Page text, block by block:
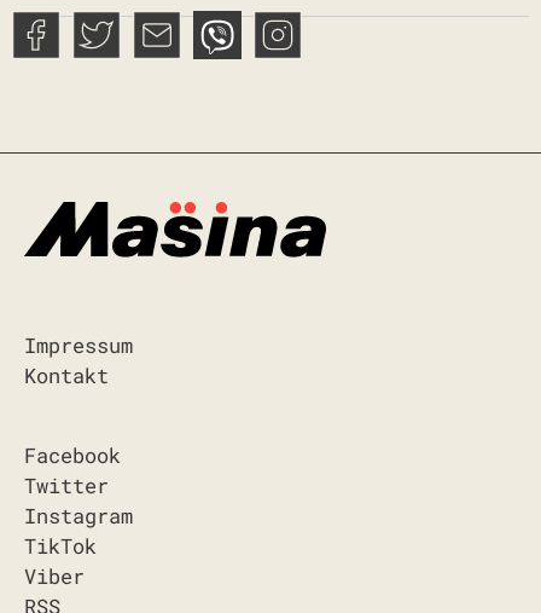
Impressum
Kontakt
Facebook
Twitter
Instagram
TikTok
Viber
RSS